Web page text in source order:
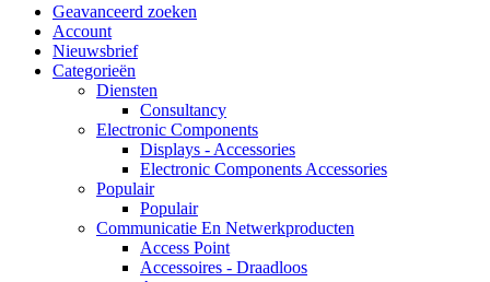
Geavanceerd zoeken
Account
Nieuwsbrief
Categorieën
Diensten
Consultancy
Electronic Components
Displays - Accessories
Electronic Components Accessories
Populair
Populair
Communicatie En Netwerkproducten
Access Point
Accessoires - Draadloos